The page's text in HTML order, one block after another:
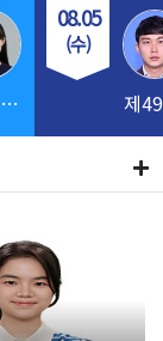
08.05
(수)
제